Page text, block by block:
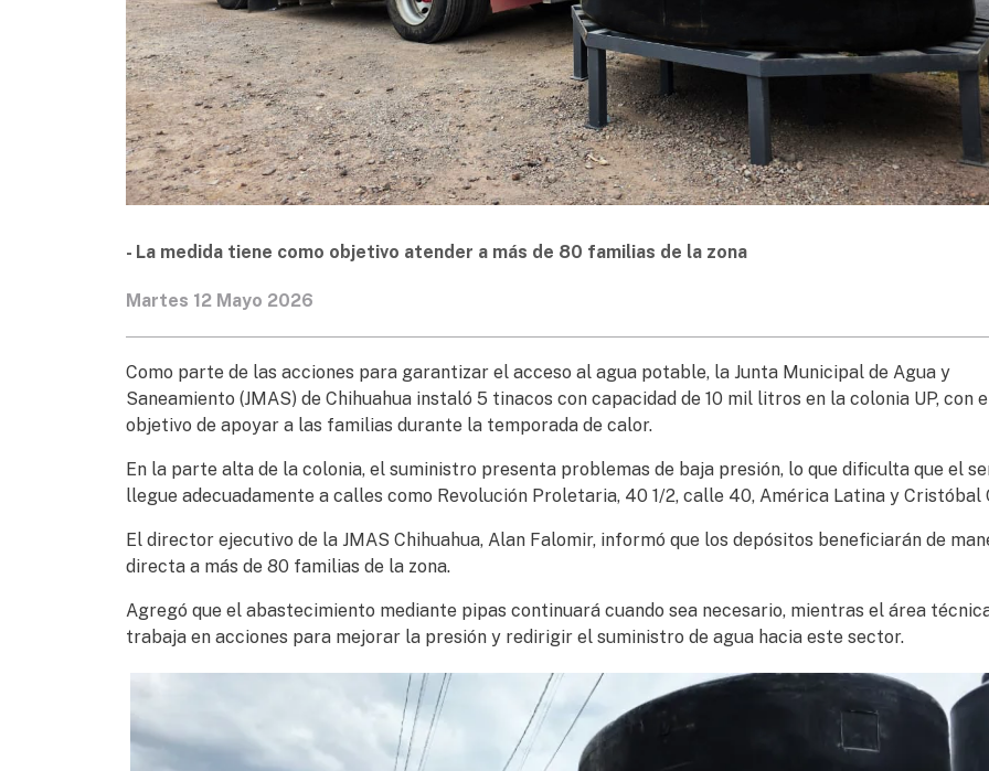
- La medida tiene como objetivo atender a más de 80 familias de la zona
Martes 12 Mayo 2026
Como parte de las acciones para garantizar el acceso al agua potable, la Junta Municipal de Agua y
Saneamiento (JMAS) de Chihuahua instaló 5 tinacos con capacidad de 10 mil litros en la colonia UP, con
objetivo de apoyar a las familias durante la temporada de calor.
En la parte alta de la colonia, el suministro presenta problemas de baja presión, lo que dificulta que el
llegue adecuadamente a calles como Revolución Proletaria, 40 1/2, calle 40, América Latina y Cristóbal
El director ejecutivo de la JMAS Chihuahua, Alan Falomir, informó que los depósitos beneficiarán de
directa a más de 80 familias de la zona.
Agregó que el abastecimiento mediante pipas continuará cuando sea necesario, mientras el área
trabaja en acciones para mejorar la presión y redirigir el suministro de agua hacia este sector.